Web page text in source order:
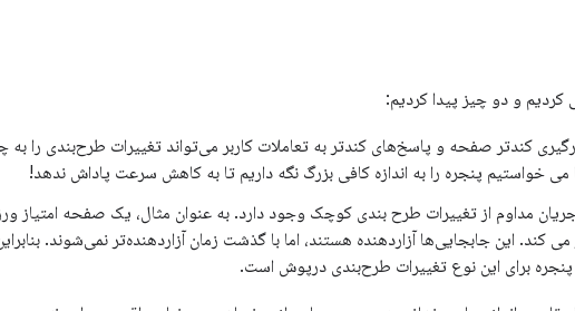
کردیم و دو چیز پیدا کردیم:
کندتر صفحه و پاسخ‌های کندتر به تعاملات کاربر می‌تواند تغییرات طرح‌بندی را به
می خواستیم پنجره را به اندازه کافی بزرگ نگه داریم تا به کاهش سرعت پاداش ندهد!
مداوم از تغییرات طرح بندی کوچک وجود دارد. به عنوان مثال، یک صفحه امتیاز
کند. این جابجایی‌ها آزاردهنده هستند، اما با گذشت زمان آزاردهنده‌تر نمی‌شوند.
برای این نوع تغییرات طرح‌بندی درپوش است.